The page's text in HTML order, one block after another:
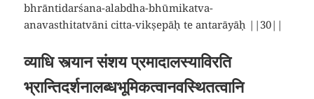
bhrāntidarśana-alabdha-bhūmikatva-
anavasthitatvāni citta-vikṣepāḥ te antarāyāḥ ||30||
व्याधि स्त्यान संशय प्रमादालस्याविरति
भ्रान्तिदर्शनालब्धभूमिकत्वानवस्थितत्वानि